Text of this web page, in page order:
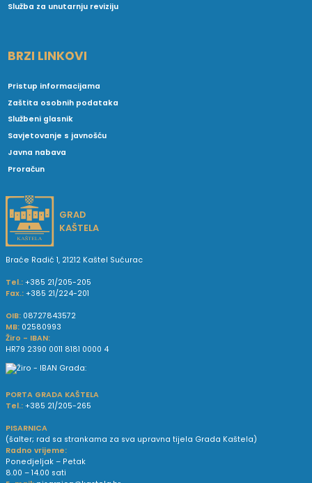
Služba za unutarnju reviziju
BRZI LINKOVI
Pristup informacijama
Zaštita osobnih podataka
Službeni glasnik
Savjetovanje s javnošću
Javna nabava
Proračun
GRAD
KAŠTELA
Braće Radić 1, 21212 Kaštel Sućurac
Tel.: +385 21/205-205
Fax.: +385 21/224-201
OIB: 08727843572
MB: 02580993
Žiro - IBAN:
HR79 2390 0011 8181 0000 4
PORTA GRADA KAŠTELA
Tel.: +385 21/205-265
PISARNICA
(šalter; rad sa strankama za sva upravna tijela Grada Kaštela)
Radno vrijeme:
Ponedjeljak – Petak
8.00 – 14.00 sati